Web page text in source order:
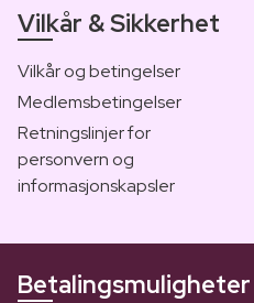
Vilkår & Sikkerhet
Vilkår og betingelser
Medlemsbetingelser
Retningslinjer for
personvern og
informasjonskapsler
Betalingsmuligheter